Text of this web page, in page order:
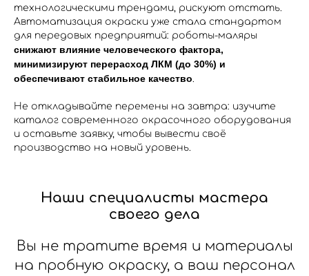
технологическими трендами, рискуют отстать.
Автоматизация окраски уже стала стандартом
для передовых предприятий: роботы-маляры
снижают влияние человеческого фактора,
минимизируют перерасход ЛКМ (до 30%) и
обеспечивают стабильное качество​.
Не откладывайте перемены на завтра: изучите
каталог современного окрасочного оборудования
и оставьте заявку, чтобы вывести своё
производство на новый уровень.
Наши специалисты мастера
своего дела
Вы не тратите время и материалы
на пробную окраску, а ваш персонал